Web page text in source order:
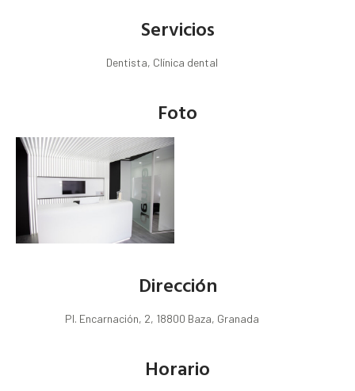
Servicios
Dentista, Clínica dental
Foto
Dirección
Pl. Encarnación, 2, 18800 Baza, Granada
Horario